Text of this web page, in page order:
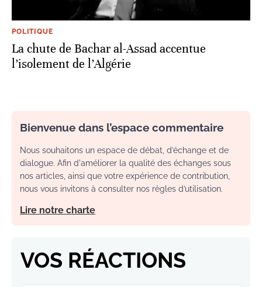
POLITIQUE
La chute de Bachar al-Assad accentue
l’isolement de l’Algérie
Bienvenue dans l’espace commentaire
Nous souhaitons un espace de débat, d’échange et de
dialogue. Afin d'améliorer la qualité des échanges sous
nos articles, ainsi que votre expérience de contribution,
nous vous invitons à consulter nos règles d’utilisation.
Lire notre charte
VOS RÉACTIONS